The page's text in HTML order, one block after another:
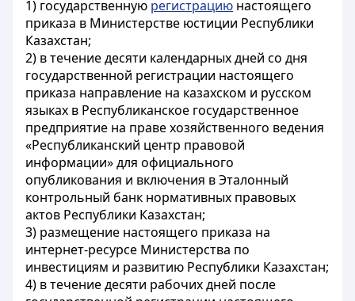
1) государственную регистрацию настоящего
приказа в Министерстве юстиции Республики
Казахстан;
2) в течение десяти календарных дней со дня
государственной регистрации настоящего
приказа направление на казахском и русском
языках в Республиканское государственное
предприятие на праве хозяйственного ведения
«Республиканский центр правовой
информации» для официального
опубликования и включения в Эталонный
контрольный банк нормативных правовых
актов Республики Казахстан;
3) размещение настоящего приказа на
интернет-ресурсе Министерства по
инвестициям и развитию Республики Казахстан;
4) в течение десяти рабочих дней после